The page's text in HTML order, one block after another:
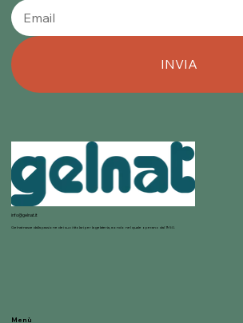
INVIA
info@gelnat.it
Gelnat nasce dalla passione dei suoi titolari per la gelateria, mondo nel quale operano dal 1950.
Menù